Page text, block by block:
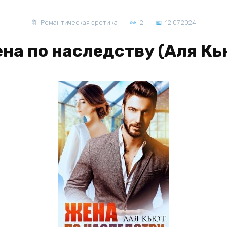
Романтическая эротика 2 12.07.2024
по наследству (Аля